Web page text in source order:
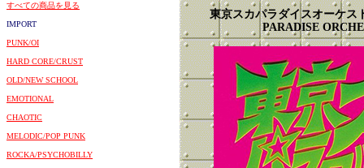
すべての商品を見る
IMPORT
PUNK/OI
HARD CORE/CRUST
OLD/NEW SCHOOL
EMOTIONAL
CHAOTIC
MELODIC/POP PUNK
ROCKA/PSYCHOBILLY
東京スカパラダイスオーケ
PARADISE